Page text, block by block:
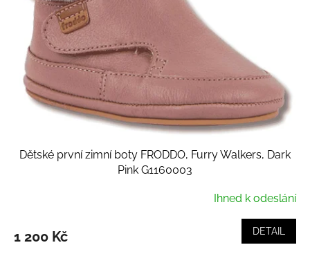
Dětské první zimní boty FRODDO, Furry Walkers, Dark
Pink G1160003
Ihned k odeslání
1 200 Kč DETAIL